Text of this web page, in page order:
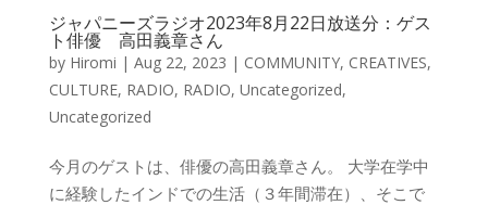
ジャパニーズラジオ2023年8月22日放送分：ゲス
ト俳優 高田義章さん
by Hiromi | Aug 22, 2023 | COMMUNITY, CREATIVES,
CULTURE, RADIO, RADIO, Uncategorized,
Uncategorized
今月のゲストは、俳優の高田義章さん。 大学在学中
に経験したインドでの生活（３年間滞在）、そこで